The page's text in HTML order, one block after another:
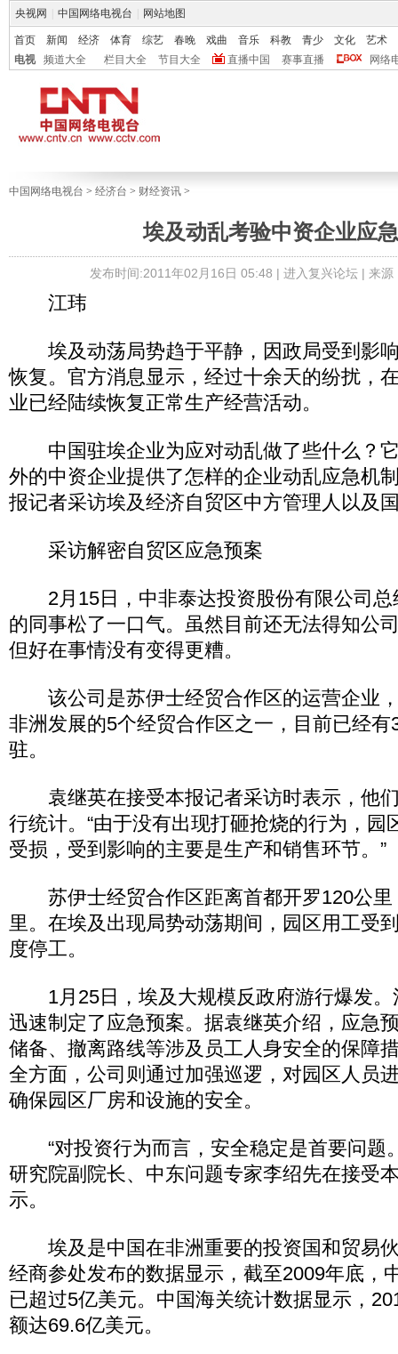
央视网 中国网络电视台 网站地图
首页 新闻 经济 体育 综艺 春晚 戏曲 音乐 科教 青少 文化
艺术
电视
频道大全 栏目大全 节目大全 直播中国 赛事直播 网络
中国网络电视台 > 经济台 > 财经资讯 >
埃及动乱考验中资企业应
发布时间:2011年02月16日 05:48 | 进入复兴论坛| 来源
江玮
埃及动荡局势趋于平静，因政局受到影
恢复。官方消息显示，经过十余天的纷扰，
业已经陆续恢复正常生产经营活动。
中国驻埃企业为应对动乱做了些什么？
外的中资企业提供了怎样的企业动乱应急机
报记者采访埃及经济自贸区中方管理人以及
采访解密自贸区应急预案
2月15日，中非泰达投资股份有限公司总
的同事松了一口气。虽然目前还无法得知公
但好在事情没有变得更糟。
该公司是苏伊士经贸合作区的运营企业
非洲发展的5个经贸合作区之一，目前已经
驻。
袁继英在接受本报记者采访时表示，他
行统计。“由于没有出现打砸抢烧的行为，园
受损，受到影响的主要是生产和销售环节。”
苏伊士经贸合作区距离首都开罗120公里
里。在埃及出现局势动荡期间，园区用工受
度停工。
1月25日，埃及大规模反政府游行爆发。
迅速制定了应急预案。据袁继英介绍，应急
储备、撤离路线等涉及员工人身安全的保障
全方面，公司则通过加强巡逻，对园区人员
确保园区厂房和设施的安全。
“对投资行为而言，安全稳定是首要问题
研究院副院长、中东问题专家李绍先在接受
示。
埃及是中国在非洲重要的投资国和贸易
经商参处发布的数据显示，截至2009年底，
已超过5亿美元。中国海关统计数据显示，
额达69.6亿美元。